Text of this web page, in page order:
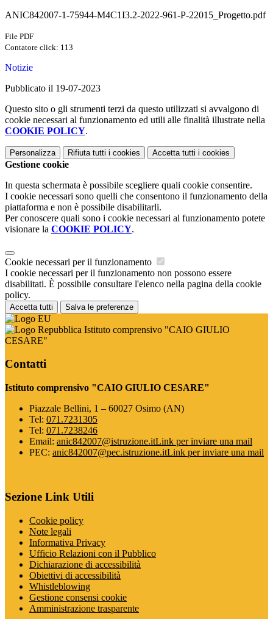
ANIC842007-1-75944-M4C1I3.2-2022-961-P-22015_Progetto.pdf
File PDF
Contatore click: 113
Notizie
Pubblicato il 19-07-2023
Questo sito o gli strumenti terzi da questo utilizzati si avvalgono di
cookie necessari al funzionamento ed utili alle finalità illustrate nella
COOKIE POLICY.
Personalizza Rifiuta tutti i cookies Accetta tutti i cookies
Gestione cookie
In questa schermata è possibile scegliere quali cookie consentire.
I cookie necessari sono quelli che consentono il funzionamento della
piattaforma e non è possibile disabilitarli.
Per conoscere quali sono i cookie necessari al funzionamento potete
visionare la COOKIE POLICY.
Cookie necessari per il funzionamento
I cookie necessari per il funzionamento non possono essere
disabilitati. È possibile consultare l'elenco nella pagina della cookie
policy.
Accetta tutti Salva le preferenze
Istituto comprensivo "CAIO GIULIO
CESARE"
Contatti
Istituto comprensivo "CAIO GIULIO CESARE"
Piazzale Bellini, 1 – 60027 Osimo (AN)
Tel: 071.7231305
Tel: 071.7238246
Email: anic842007@istruzione.itLink per inviare una mail
PEC: anic842007@pec.istruzione.itLink per inviare una mail
Sezione Link Utili
Cookie policy
Note legali
Informativa Privacy
Ufficio Relazioni con il Pubblico
Dichiarazione di accessibilità
Obiettivi di accessibilità
Whistleblowing
Gestione consensi cookie
Amministrazione trasparente